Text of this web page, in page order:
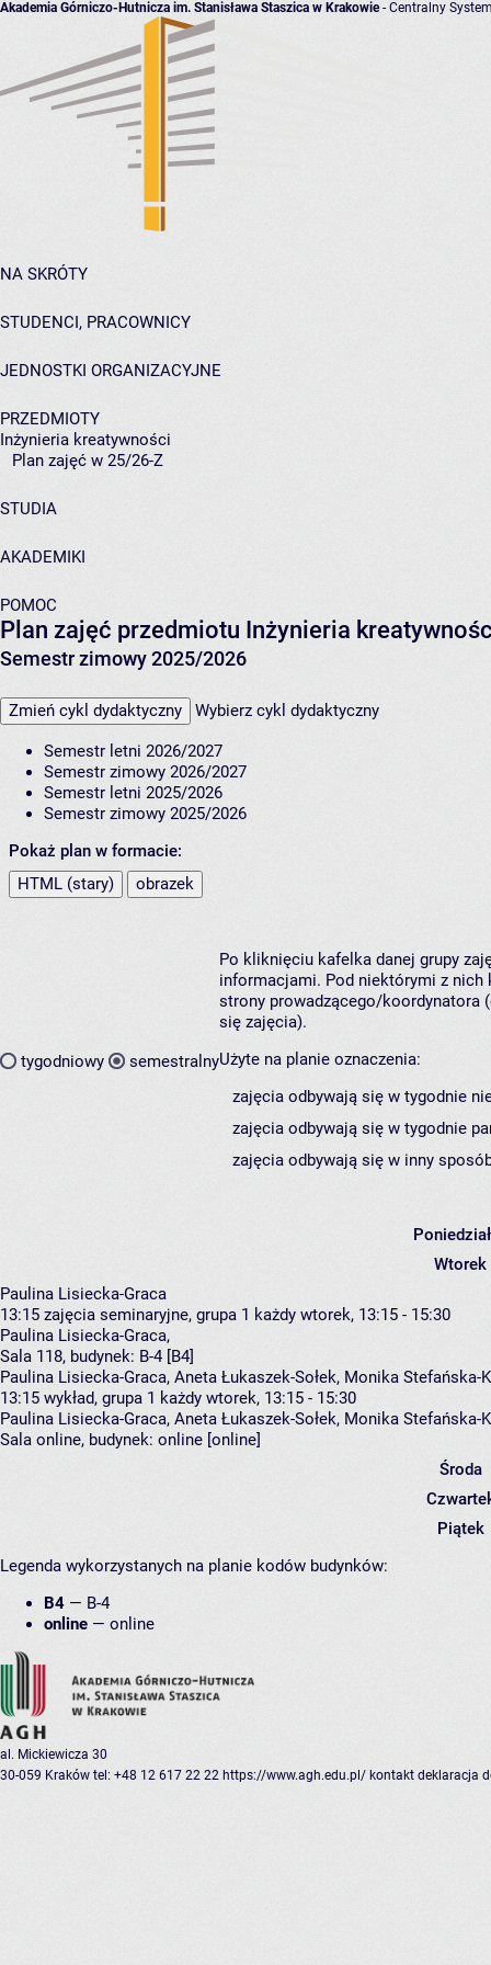
Akademia Górniczo-Hutnicza im. Stanisława Staszica w Krakowie- Centralny
NA SKRÓTY
STUDENCI, PRACOWNICY
JEDNOSTKI ORGANIZACYJNE
PRZEDMIOTY
Inżynieria kreatywności
Plan zajęć w 25/26-Z
STUDIA
AKADEMIKI
POMOC
Plan zajęć przedmiotu Inżynieria
Semestr zimowy 2025/2026
Zmień cykl dydaktyczny Wybierz cykl dydaktyczny
Semestr letni 2026/2027
Semestr zimowy 2026/2027
Semestr letni 2025/2026
Semestr zimowy 2025/2026
Pokaż plan w formacie:
HTML (stary)
obrazek
tygodniowy semestralny
Po kliknięciu kafelka danej grupy
informacjami. Pod niektórymi z nich
strony prowadzącego/koordynatora
się zajęcia).
Użyte na planie oznaczenia:
zajęcia odbywają się w tygodnie
zajęcia odbywają się w tygodnie
zajęcia odbywają się w inny
Wtorek
Paulina Lisiecka-Graca
13:15 zajęcia seminaryjne, grupa 1 każdy wtorek, 13:15 - 15:30
Paulina Lisiecka-Graca,
Sala 118, budynek: B-4 [B4]
Paulina Lisiecka-Graca, Aneta Łukaszek-Sołek, Monika Stefańska-
13:15 wykład, grupa 1 każdy wtorek, 13:15 - 15:30
Paulina Lisiecka-Graca, Aneta Łukaszek-Sołek, Monika Stefańska-
Sala online, budynek: online [online]
Środa
Piątek
Legenda wykorzystanych na planie kodów budynków:
B4 — B-4
online — online
al. Mickiewicza 30
30-059 Kraków tel: +48 12 617 22 22 https://www.agh.edu.pl/ kontakt deklaracja